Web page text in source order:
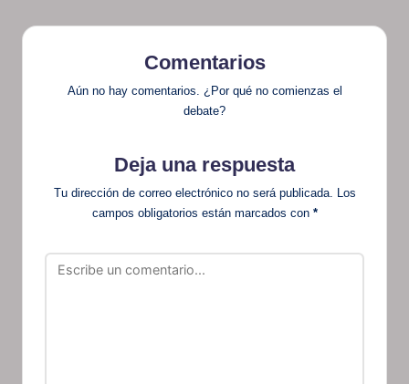
Comentarios
Aún no hay comentarios. ¿Por qué no comienzas el
debate?
Deja una respuesta
Tu dirección de correo electrónico no será publicada. Los
campos obligatorios están marcados con *